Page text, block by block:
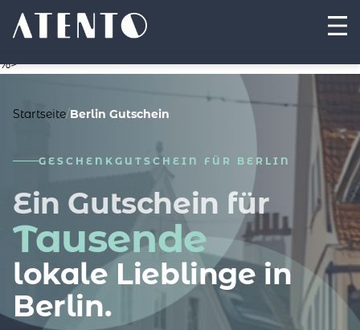
%>
Startseite/Berlin Gutschein
GESCHENKGUTSCHEIN FÜR BERLIN
Ein Gutschein für
Tausende
lokale Lieblinge in
Berlin.